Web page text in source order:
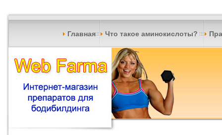
Главная Что такое аминокислоты?